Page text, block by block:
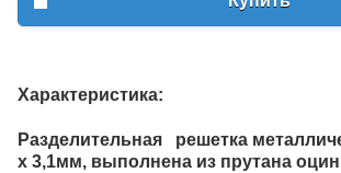
Характеристика:
Разделительная решетка
х 3,1мм, выполнена из прутана